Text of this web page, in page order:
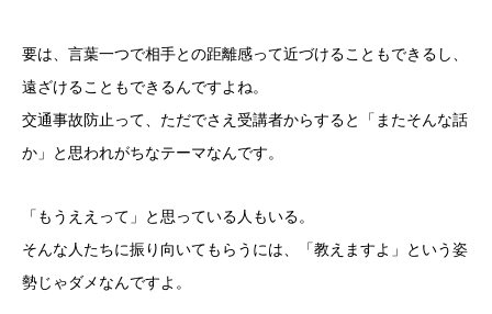
要は、言葉一つで相手との距離感って近づけることもできるし、
遠ざけることもできるんですよね。
交通事故防止って、ただでさえ受講者からすると「またそんな話
か」と思われがちなテーマなんです。
「もうええって」と思っている人もいる。
そんな人たちに振り向いてもらうには、「教えますよ」という姿
勢じゃダメなんですよ。